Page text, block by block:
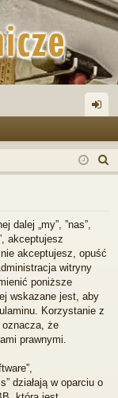
og
uj
z
dalej „my”, ”nas”,
akceptujesz
akceptujesz, opuść
witryny
poniższe
wskazane jest, aby
Korzystanie z
oznacza, że
prawnymi.
działają w oparciu o